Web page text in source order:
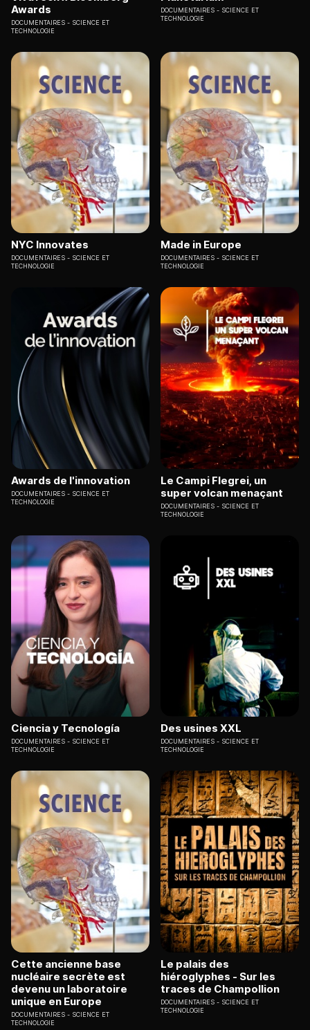
Awards
DOCUMENTAIRES
SCIENCE ET
TECHNOLOGIE
DOCUMENTAIRES
SCIENCE ET
TECHNOLOGIE
NYC Innovates
DOCUMENTAIRES
SCIENCE ET
TECHNOLOGIE
Made in Europe
DOCUMENTAIRES
SCIENCE ET
TECHNOLOGIE
Awards de l'innovation
DOCUMENTAIRES
SCIENCE ET
TECHNOLOGIE
Le Campi Flegrei, un
super volcan menaçant
DOCUMENTAIRES
SCIENCE ET
TECHNOLOGIE
Ciencia y Tecnología
DOCUMENTAIRES
SCIENCE ET
TECHNOLOGIE
Des usines XXL
DOCUMENTAIRES
SCIENCE ET
TECHNOLOGIE
Cette ancienne base
nucléaire secrète est
devenu un laboratoire
unique en Europe
DOCUMENTAIRES
SCIENCE ET
TECHNOLOGIE
Le palais des
hiéroglyphes - Sur les
traces de Champollion
DOCUMENTAIRES
SCIENCE ET
TECHNOLOGIE